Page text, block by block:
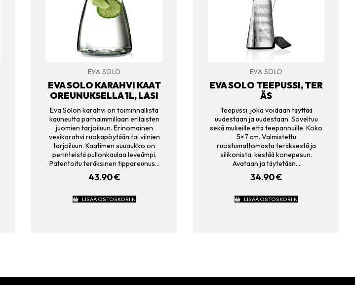
EVA SOLO
EVA SOLO KARAHVI KAAT
OREUNUKSELLA 1L, LASI
Eva Solon karahvi on toiminnallista
kauneutta parhaimmillaan erilaisten
juomien tarjoiluun. Erinomainen
vesikarahvi ruokapöytään tai viinien
tarjoiluun. Kaatimen suuaukko on
perinteistä pullonkaulaa leveämpi.
Patentoitu teräksinen tippareunus…
43.90€
LISÄÄ OSTOSKORIIN
EVA SOLO
EVA SOLO TEEPUSSI, TER
ÄS
Teepussi, joka voidaan täyttää
uudestaan ja uudestaan. Soveltuu
sekä mukeille että teepannuille. Koko
5×7 cm. Valmistettu
ruostumattomasta teräksestä ja
silikonista, kestää konepesun.
Avataan ja täytetään…
34.90€
LISÄÄ OSTOSKORIIN